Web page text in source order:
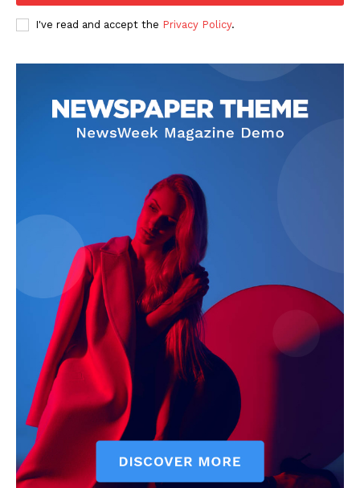
I've read and accept the Privacy Policy.